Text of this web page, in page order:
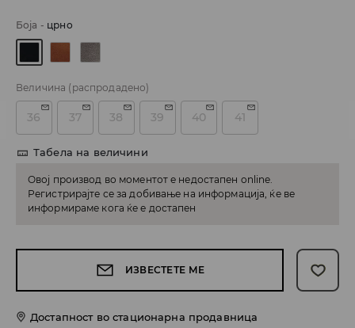
Боја - црно
Величина (распродадено)
36 37 38 39 40 41
Табела на величини
Овој производ во моментот е недостапен online.
Регистрирајте се за добивање на информација, ќе ве
информираме кога ќе е достапен
ИЗВЕСТЕТЕ МЕ
Достапност во стационарна продавница